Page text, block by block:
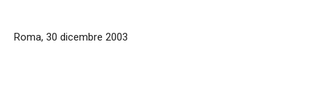
Roma, 30 dicembre 2003